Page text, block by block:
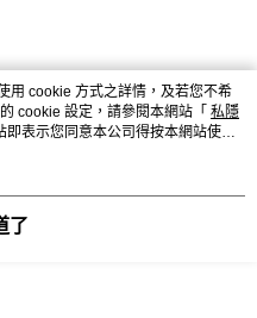
用 cookie 方式之詳情，及若您不希
cookie 設定，請參閱本網站「 私隱
表示您同意本公司得按本網站使用
了